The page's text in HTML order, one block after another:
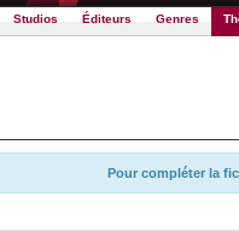
Studios Éditeurs Genres
Pour compléter la